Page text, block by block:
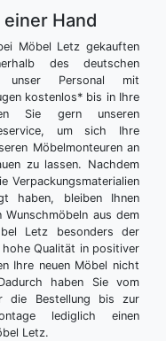
Hand
Möbel Letz gekauften
des deutschen
unser Personal mit
kostenlos* bis in Ihre
Sie gern unseren
um sich Ihre
Möbelmonteuren an
zu lassen. Nachdem
Verpackungsmaterialien
haben, bleiben Ihnen
Wunschmöbeln aus dem
Letz besonders der
Qualität in positiver
Ihre neuen Möbel nicht
haben Sie vom
die Bestellung bis zur
lediglich einen
Letz.